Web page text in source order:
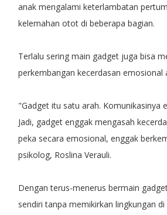
anak mengalami keterlambatan
kelemahan otot di beberapa bagian.
Terlalu sering main gadget juga bisa
perkembangan kecerdasan emosional
"Gadget itu satu arah. Komunikasinya
Jadi, gadget enggak mengasah
peka secara emosional, enggak
psikolog, Roslina Verauli.
Dengan terus-menerus bermain
sendiri tanpa memikirkan lingkungan di